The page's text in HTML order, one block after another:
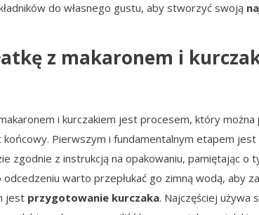
do własnego gustu, aby stworzyć swoją
z makaronem i
i kurczakiem jest procesem, który można
Pierwszym i fundamentalnym etapem jest
zgodnie z instrukcją na opakowaniu, pamiętając o
warto przepłukać go zimną wodą, aby
jest przygotowanie kurczaka. Najczęściej używa